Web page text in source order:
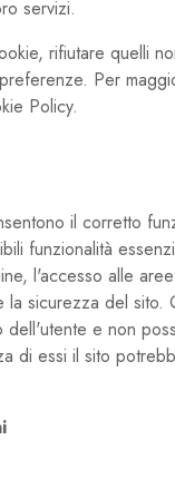
servizi.
rifiutare quelli
Per
Policy.
il corretto
funzionalità
l'accesso alle
sicurezza del sito.
dell'utente e non
di essi il sito